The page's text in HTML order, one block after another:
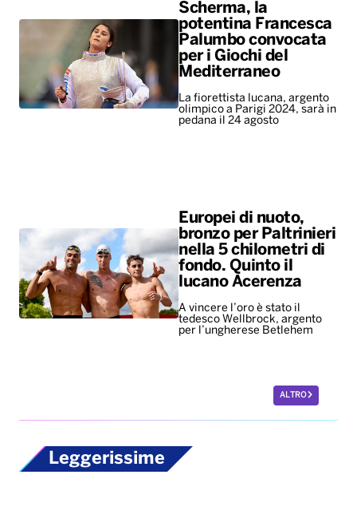
Scherma, la
potentina Francesca
Palumbo convocata
per i Giochi del
Mediterraneo
La fiorettista lucana, argento
olimpico a Parigi 2024, sarà in
pedana il 24 agosto
Europei di nuoto,
bronzo per Paltrinieri
nella 5 chilometri di
fondo. Quinto il
lucano Acerenza
A vincere l’oro è stato il
tedesco Wellbrock, argento
per l’ungherese Betlehem
ALTRO
Leggerissime